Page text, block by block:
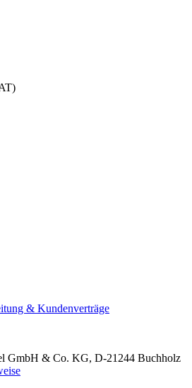
& Kundenverträge
GmbH & Co. KG, D-21244 Buchholz